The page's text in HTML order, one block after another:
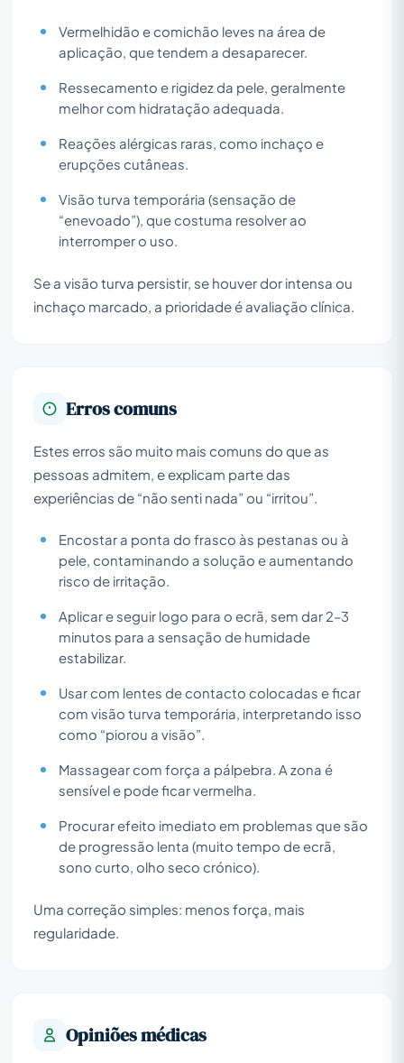
Vermelhidão e comichão leves na área de
aplicação, que tendem a desaparecer.
Ressecamento e rigidez da pele, geralmente
melhor com hidratação adequada.
Reações alérgicas raras, como inchaço e
erupções cutâneas.
Visão turva temporária (sensação de
“enevoado”), que costuma resolver ao
interromper o uso.
Se a visão turva persistir, se houver dor intensa ou
inchaço marcado, a prioridade é avaliação clínica.
Erros comuns
Estes erros são muito mais comuns do que as
pessoas admitem, e explicam parte das
experiências de “não senti nada” ou “irritou”.
Encostar a ponta do frasco às pestanas ou à
pele, contaminando a solução e aumentando
risco de irritação.
Aplicar e seguir logo para o ecrã, sem dar 2–3
minutos para a sensação de humidade
estabilizar.
Usar com lentes de contacto colocadas e ficar
com visão turva temporária, interpretando isso
como “piorou a visão”.
Massagear com força a pálpebra. A zona é
sensível e pode ficar vermelha.
Procurar efeito imediato em problemas que são
de progressão lenta (muito tempo de ecrã,
sono curto, olho seco crónico).
Uma correção simples: menos força, mais
regularidade.
Opiniões médicas